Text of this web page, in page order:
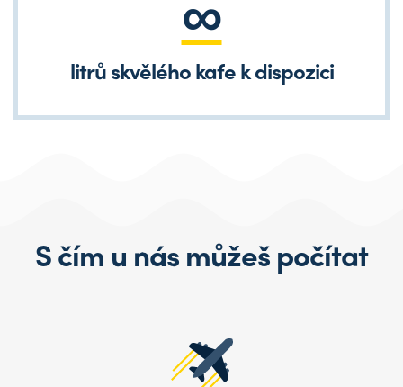
litrů skvělého kafe k dispozici
S čím u nás můžeš počítat